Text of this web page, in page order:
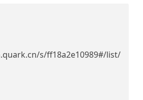
s/ff18a2e10989#/list/